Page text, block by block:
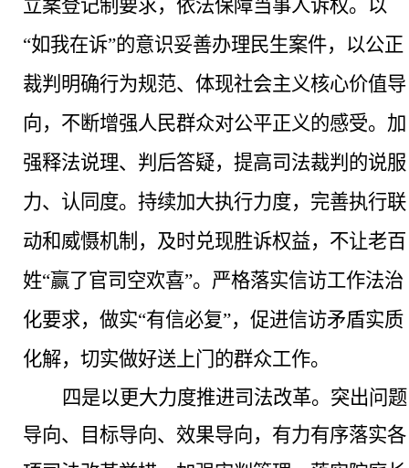
立案登记制要求，依法保障当事人诉权。以
“如我在诉”的意识妥善办理民生案件，以公正
裁判明确行为规范、体现社会主义核心价值导
向，不断增强人民群众对公平正义的感受。加
强释法说理、判后答疑，提高司法裁判的说服
力、认同度。持续加大执行力度，完善执行联
动和威慑机制，及时兑现胜诉权益，不让老百
姓“赢了官司空欢喜”。严格落实信访工作法治
化要求，做实“有信必复”，促进信访矛盾实质
化解，切实做好送上门的群众工作。
四是以更大力度推进司法改革。 突出问题
导向、目标导向、效果导向，有力有序落实各